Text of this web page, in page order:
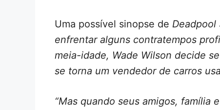
Uma possível sinopse de Deadpool
enfrentar alguns contratempos
meia-idade, Wade Wilson decide
se torna um vendedor de carros
“Mas quando seus amigos, família